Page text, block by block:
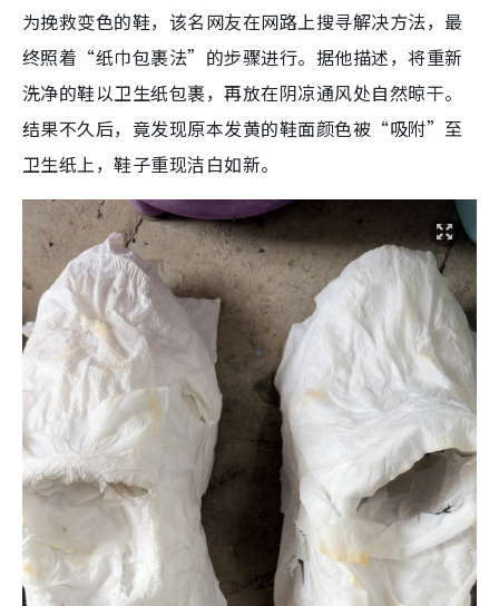
为挽救变色的鞋，该名网友在网路上搜寻解决方法，最
终照着“纸巾包裹法”的步骤进行。据他描述，将重新
洗净的鞋以卫生纸包裹，再放在阴凉通风处自然晾干。
结果不久后，竟发现原本发黄的鞋面颜色被“吸附”至
卫生纸上，鞋子重现洁白如新。